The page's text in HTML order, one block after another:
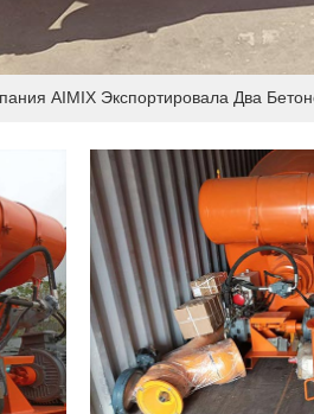
AIMIX Экспортировала Два